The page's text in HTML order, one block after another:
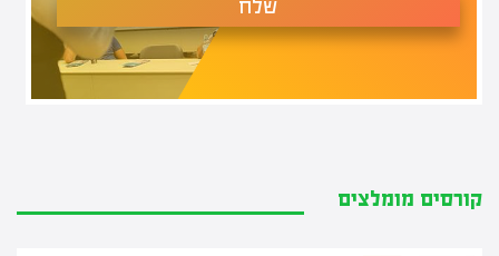
שלח
קורסים מומלצים